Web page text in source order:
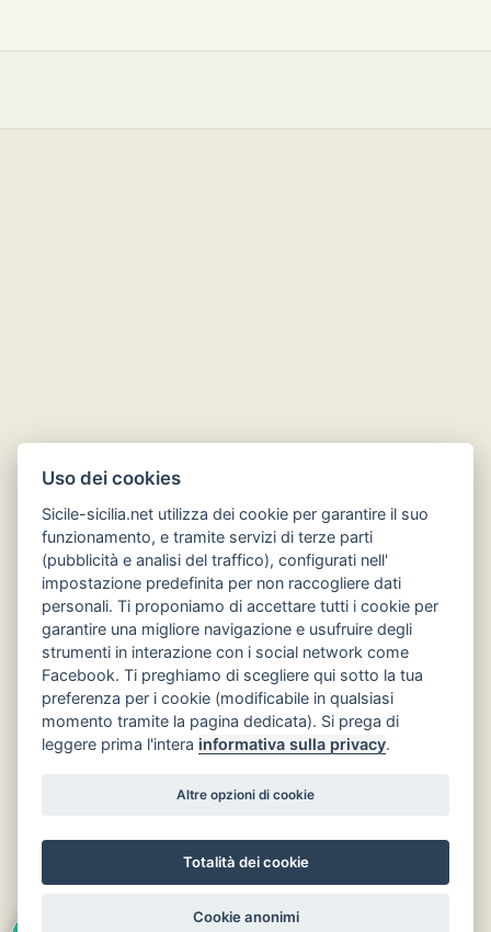
Hôtels en Sicile
Uso dei cookies
Sicile-sicilia.net utilizza dei cookie per garantire il suo
funzionamento, e tramite servizi di terze parti
(pubblicità e analisi del traffico), configurati nell'
impostazione predefinita per non raccogliere dati
personali. Ti proponiamo di accettare tutti i cookie per
garantire una migliore navigazione e usufruire degli
strumenti in interazione con i social network come
Facebook. Ti preghiamo di scegliere qui sotto la tua
preferenza per i cookie (modificabile in qualsiasi
momento tramite la pagina dedicata). Si prega di
leggere prima l'intera informativa sulla privacy.
Altre opzioni di cookie
Totalità dei cookie
Cookie anonimi